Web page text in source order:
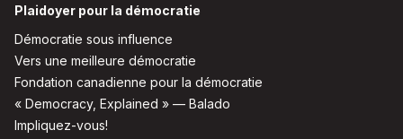
Plaidoyer pour la démocratie
Démocratie sous influence
Vers une meilleure démocratie
Fondation canadienne pour la démocratie
« Democracy, Explained » — Balado
Impliquez-vous!